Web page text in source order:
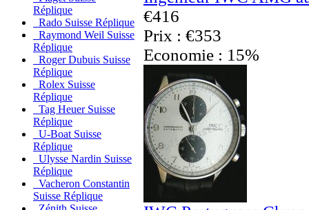
Réplique
Rado Suisse Réplique
Raymond Weil Suisse
Réplique
Roger Dubuis Suisse
Réplique
Rolex Suisse
Réplique
Tag Heuer Suisse
Réplique
U-Boat Suisse
Réplique
Ulysse Nardin Suisse
Réplique
Vacheron Constantin
Suisse Réplique
€416
Prix : €353
Economie : 15%